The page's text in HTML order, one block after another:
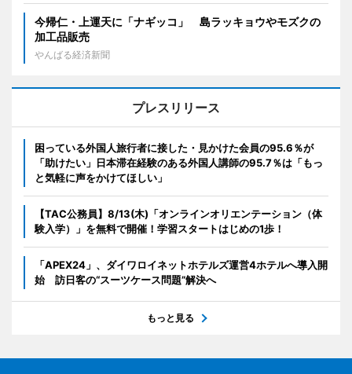
今帰仁・上運天に「ナギッコ」 島ラッキョウやモズクの
加工品販売
やんばる経済新聞
プレスリリース
困っている外国人旅行者に接した・見かけた会員の95.6％が
「助けたい」日本滞在経験のある外国人講師の95.7％は「もっ
と気軽に声をかけてほしい」
【TAC公務員】8/13(木)「オンラインオリエンテーション（体
験入学）」を無料で開催！学習スタートはじめの1歩！
「APEX24」、ダイワロイネットホテルズ運営4ホテルへ導入開
始 訪日客の“スーツケース問題”解決へ
もっと見る